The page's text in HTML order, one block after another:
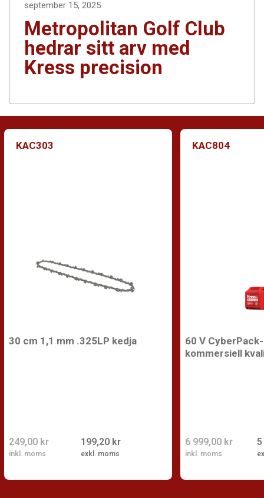
september 15, 2025
Metropolitan Golf Club
hedrar sitt arv med
Kress precision
KAC303
30 cm 1,1 mm .325LP kedja
199,20 kr
exkl. moms
249,00 kr
inkl. moms
KAC804
60 V
kommersiell
6 999,00 kr
inkl. moms